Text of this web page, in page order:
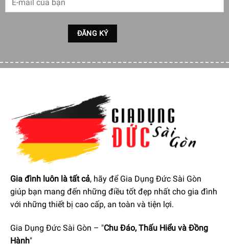
CÁC CHẾ
ĐỘ PHA
long, 2 x espresso, espresso macchiato, americano,
cappuccino, cappuccino mix, caffelatte, latte
macchiato, hot milk, flat white, hot water)
đơn
– Ground coffee option: Tùy chọn cà phê bột
– Adjustable coffee intensity: Điều chỉnh 5 cấp độ đậm
nhạt
– Variable coffee length: Thay đổi kích thước hạt cà
– Adjustable cappuccino foam: Điều chỉnh bọt sữa
cappuccino
– Programmed automatic switch-on: Tự động kích
hoạt chương trình
– Automatic rinsing: Rửa tự động
– Automatic descaling: Tự động khử cặn
– Variable coffee temperature: Điều chỉnh 3 mức nhiệt
độ cafe
cà phê
Gia đình luôn là tất cả, hãy để Gia Dụng Đức Sài Gòn
giúp bạn mang đến những điều tốt đẹp nhất cho gia đình
với những thiết bị cao cấp, an toàn và tiện lợi.
Gia Dụng Đức Sài Gòn – "Chu Đáo, Thấu Hiểu và Đồng
Hành"